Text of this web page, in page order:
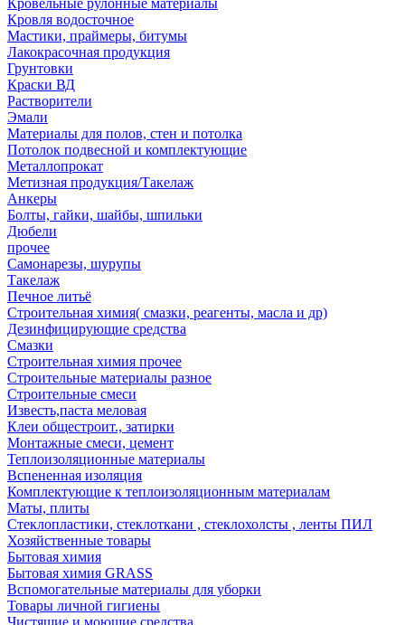
Кровельные рулонные материалы
Кровля водосточное
Мастики, праймеры, битумы
Лакокрасочная продукция
Грунтовки
Краски ВД
Растворители
Эмали
Материалы для полов, стен и потолка
Потолок подвесной и комплектующие
Металлопрокат
Метизная продукция/Такелаж
Анкеры
Болты, гайки, шайбы, шпильки
Дюбели
прочее
Самонарезы, шурупы
Такелаж
Печное литьё
Строительная химия( смазки, реагенты, масла и др)
Дезинфицирующие средства
Смазки
Строительная химия прочее
Строительные материалы разное
Строительные смеси
Известь,паста меловая
Клеи общестроит., затирки
Монтажные смеси, цемент
Теплоизоляционные материалы
Вспененная изоляция
Комплектующие к теплоизоляционным материалам
Маты, плиты
Стеклопластики, стеклоткани , стеклохолсты , ленты ПИЛ
Хозяйственные товары
Бытовая химия
Бытовая химия GRASS
Вспомогательные материалы для уборки
Товары личной гигиены
Чистящие и моющие средства